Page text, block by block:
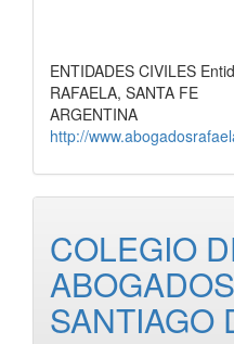
ENTIDADES CIVILES
RAFAELA, SANTA FE
ARGENTINA
http://
COLEGIO
SANTIAGO